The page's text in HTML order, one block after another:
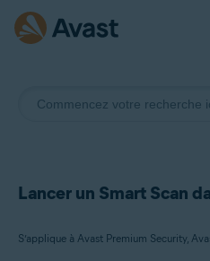
Lancer un Smart Scan